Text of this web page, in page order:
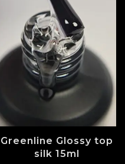
Greenline Glossy top
silk 15ml